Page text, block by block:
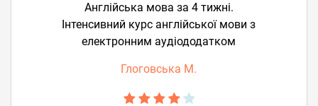
Англійська мова за 4 тижні.
Інтенсивний курс англійської мови з
електронним аудіододатком
Глоговська М.